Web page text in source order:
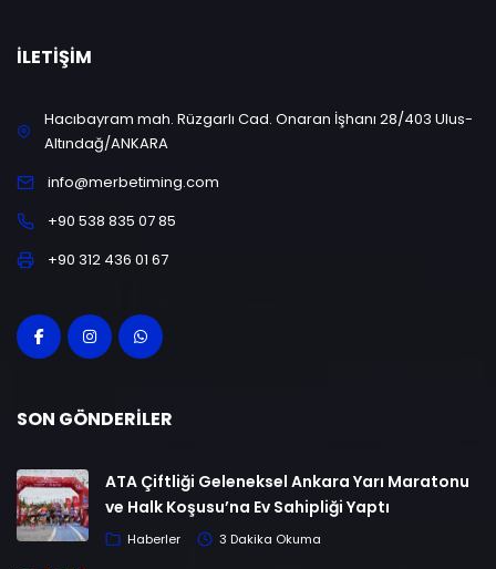
İLETIŞIM
Hacıbayram mah. Rüzgarlı Cad. Onaran İşhanı 28/403 Ulus-
Altındağ/ANKARA
info@merbetiming.com
+90 538 835 07 85
+90 312 436 01 67
SON GÖNDERILER
ATA Çiftliği Geleneksel Ankara Yarı Maratonu
ve Halk Koşusu’na Ev Sahipliği Yaptı
Haberler 3 Dakika Okuma